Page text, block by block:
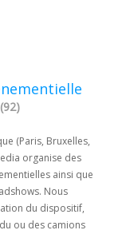
(Paris, Bruxelles,
organise des
ainsi que
Nous
du dispositif,
ou des camions